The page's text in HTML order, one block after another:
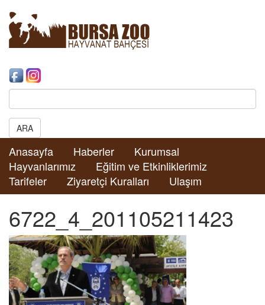
Search:
ARA
Anasayfa Haberler
Kurumsal
Hayvanlarımız
Eğitim ve Etkinliklerimiz
Tarifeler
Ziyaretçi Kuralları Ulaşım
6722_4_201105211423